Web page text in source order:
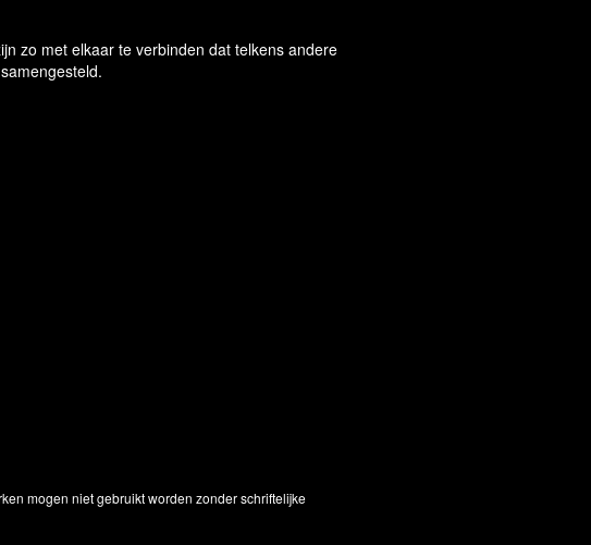
zo met elkaar te verbinden dat telkens andere
mogen niet gebruikt worden zonder schriftelijke